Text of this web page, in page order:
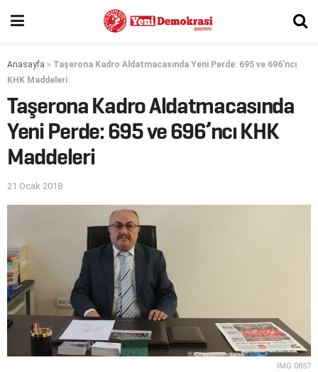
Anasayfa » Taşerona Kadro Aldatmacasında Yeni Perde: 695 ve 696’ncı
KHK Maddeleri
Taşerona Kadro Aldatmacasında
Yeni Perde: 695 ve 696’ncı KHK
Maddeleri
21 Ocak 2018
IMG 0857